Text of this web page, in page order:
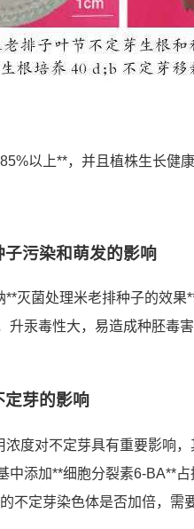
以上**，并且植株生长健
污染和萌发的影响
**灭菌处理米老排种子的效
升汞毒性大，易造成种胚毒
定芽的影响
浓度对不定芽具有重要影响
中添加**细胞分裂素6-BA**
不定芽染色体是否加倍，需